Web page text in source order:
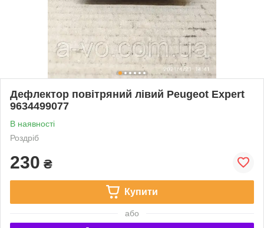
Дефлектор повітряний лівий Peugeot Expert
9634499077
В наявності
Роздріб
230 ₴
Купити
або